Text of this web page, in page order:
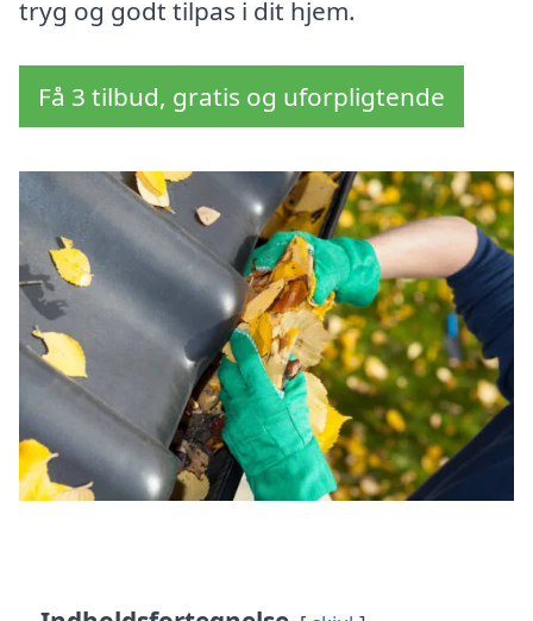
tryg og godt tilpas i dit hjem.
Få 3 tilbud, gratis og uforpligtende